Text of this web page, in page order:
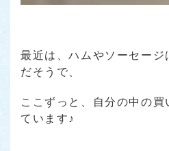
最近は、ハムやソーセージ
だそうで、
ここずっと、自分の中の
ています♪